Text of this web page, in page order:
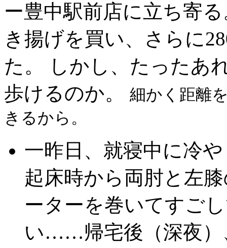
ー豊中駅前店に立ち寄
き揚げを買い、さらに
た。 しかし、たったあ
歩けるのか。
細かく距離
きるから。
一昨日、就寝中に冷
起床時から両肘と左
ーターを巻いてすご
い……帰宅後（深夜）